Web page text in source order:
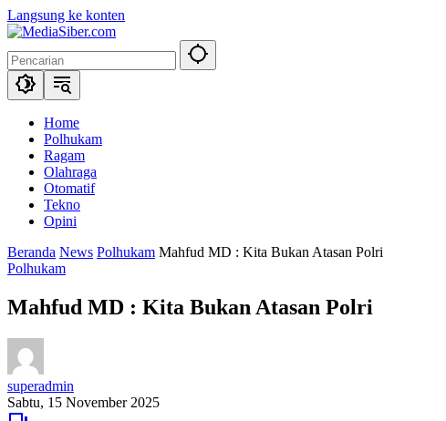
Langsung ke konten
Home
Polhukam
Ragam
Olahraga
Otomatif
Tekno
Opini
Beranda News Polhukam Mahfud MD : Kita Bukan Atasan Polri
Polhukam
Mahfud MD : Kita Bukan Atasan Polri
superadmin
Sabtu, 15 November 2025